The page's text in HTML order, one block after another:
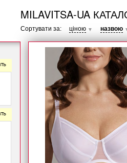
MILAVITSA-UA
Сортувати за: ціною ▼ назвою